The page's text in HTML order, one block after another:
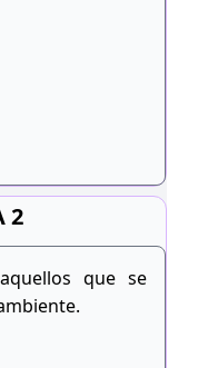
2
que se